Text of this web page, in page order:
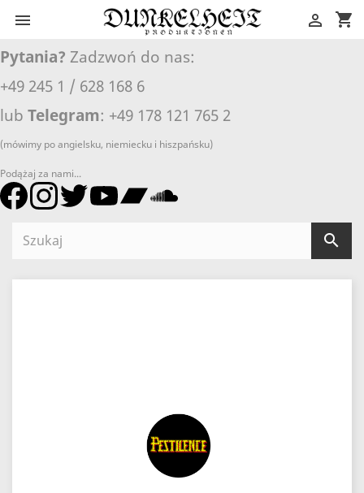
 shopping_cart

Pytania? Zadzwoń do nas:
+49 245 1 / 628 168 6
lub Telegram: +49 178 121 765 2
(mówimy po angielsku, niemiecku i hiszpańsku)
Podążaj za nami...
